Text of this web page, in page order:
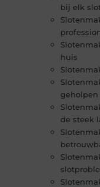
bij elk
huis
geholpen
de steek